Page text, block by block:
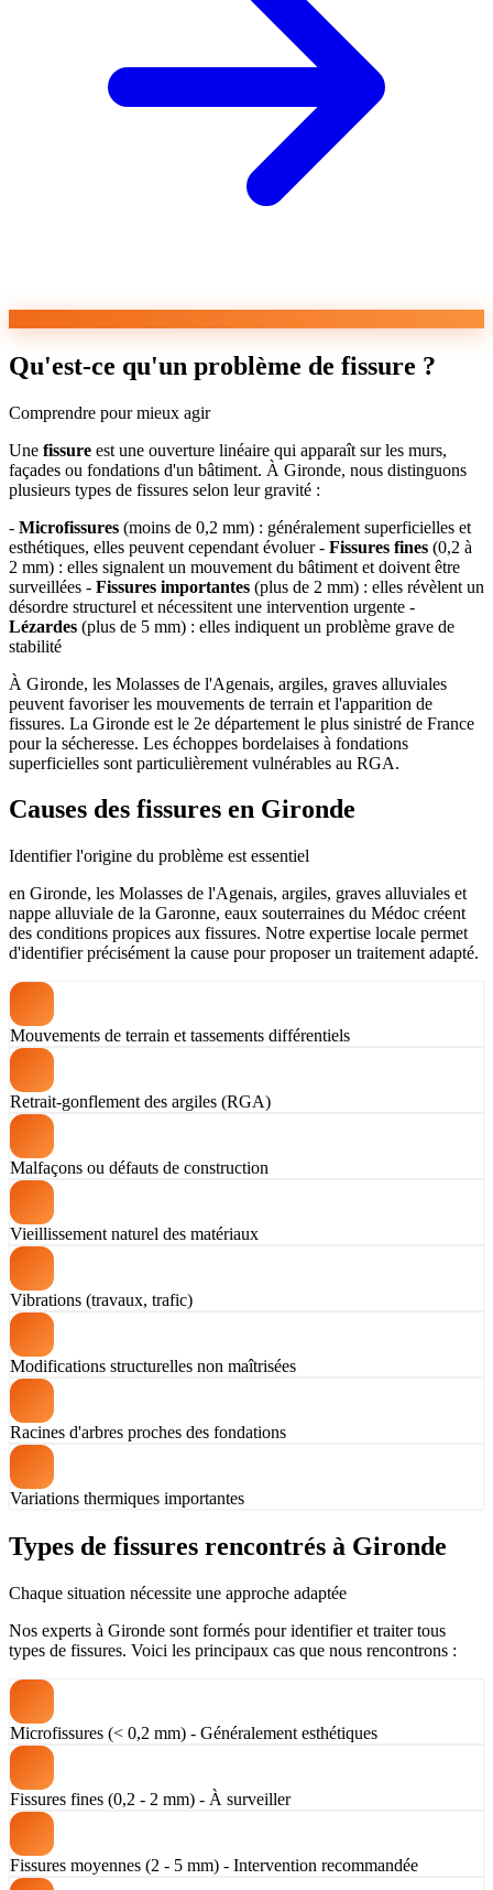
Qu'est-ce qu'un problème de fissure ?
Comprendre pour mieux agir
Une fissure est une ouverture linéaire qui apparaît sur les murs,
façades ou fondations d'un bâtiment. À Gironde, nous distinguons
plusieurs types de fissures selon leur gravité :
- Microfissures (moins de 0,2 mm) : généralement superficielles et
esthétiques, elles peuvent cependant évoluer - Fissures fines (0,2 à
2 mm) : elles signalent un mouvement du bâtiment et doivent être
surveillées - Fissures importantes (plus de 2 mm) : elles révèlent un
désordre structurel et nécessitent une intervention urgente -
Lézardes (plus de 5 mm) : elles indiquent un problème grave de
stabilité
À Gironde, les Molasses de l'Agenais, argiles, graves alluviales
peuvent favoriser les mouvements de terrain et l'apparition de
fissures. La Gironde est le 2e département le plus sinistré de France
pour la sécheresse. Les échoppes bordelaises à fondations
superficielles sont particulièrement vulnérables au RGA.
Causes des fissures en Gironde
Identifier l'origine du problème est essentiel
en Gironde, les Molasses de l'Agenais, argiles, graves alluviales et
nappe alluviale de la Garonne, eaux souterraines du Médoc créent
des conditions propices aux fissures. Notre expertise locale permet
d'identifier précisément la cause pour proposer un traitement adapté.
Mouvements de terrain et tassements différentiels
Retrait-gonflement des argiles (RGA)
Malfaçons ou défauts de construction
Vieillissement naturel des matériaux
Vibrations (travaux, trafic)
Modifications structurelles non maîtrisées
Racines d'arbres proches des fondations
Variations thermiques importantes
Types de fissures rencontrés à Gironde
Chaque situation nécessite une approche adaptée
Nos experts à Gironde sont formés pour identifier et traiter tous
types de fissures. Voici les principaux cas que nous rencontrons :
Microfissures (< 0,2 mm) - Généralement esthétiques
Fissures fines (0,2 - 2 mm) - À surveiller
Fissures moyennes (2 - 5 mm) - Intervention recommandée